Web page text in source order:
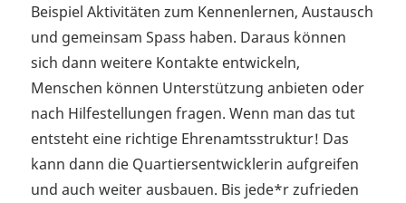
Beispiel Aktivitäten zum Kennenlernen, Austausch
und gemeinsam Spass haben. Daraus können
sich dann weitere Kontakte entwickeln,
Menschen können Unterstützung anbieten oder
nach Hilfestellungen fragen. Wenn man das tut
entsteht eine richtige Ehrenamtsstruktur! Das
kann dann die Quartiersentwicklerin aufgreifen
und auch weiter ausbauen. Bis jede*r zufrieden